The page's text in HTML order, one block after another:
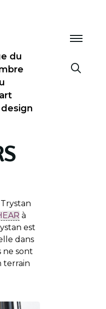
du
à
est
dans
ne sont
terrain